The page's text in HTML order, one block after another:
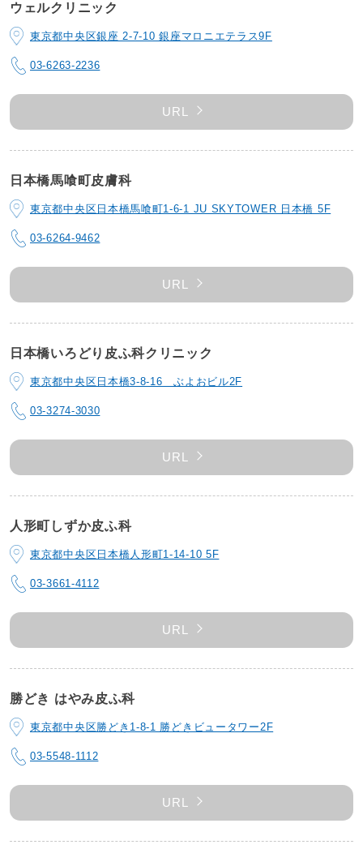
ウェルクリニック
東京都中央区銀座 2-7-10 銀座マロニエテラス9F
03-6263-2236
URL
日本橋馬喰町皮膚科
東京都中央区日本橋馬喰町1-6-1 JU SKYTOWER 日本橋 5F
03-6264-9462
URL
日本橋いろどり皮ふ科クリニック
東京都中央区日本橋3-8-16 ぶよおビル2F
03-3274-3030
URL
人形町しずか皮ふ科
東京都中央区日本橋人形町1-14-10 5F
03-3661-4112
URL
勝どき はやみ皮ふ科
東京都中央区勝どき1-8-1 勝どきビュータワー2F
03-5548-1112
URL